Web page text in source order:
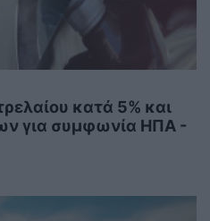
κατά 5% και
για συμφωνία ΗΠΑ -